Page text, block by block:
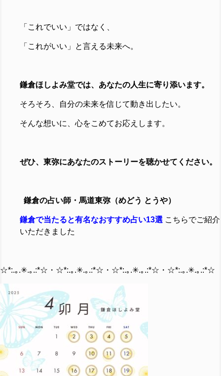
「これでいい」ではなく、
「これがいい」と言える未来へ。
鎌倉ほしよみ堂では、あなたの人生に寄り添います。
そろそろ、自分の未来を信じて動き出したい。
そんな想いに、心をこめてお応えします。
ぜひ、東弥にあなたのストーリーを聴かせてください。
鎌倉の占い師・馬道東弥（めどう とうや）
鎌倉で当たると有名なおすすめ占い13選 こちらでご紹介
いただきました
☆*:.｡.✳︎.｡.:*☆・☆*:.｡.✳︎.｡.:*☆・☆*:.｡.✳︎.｡.:*☆・☆*:.｡.✳︎.｡.:*☆